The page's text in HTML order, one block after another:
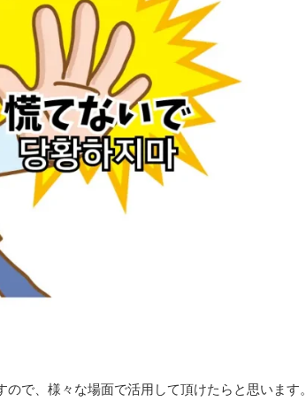
で、様々な場面で活用して頂けたらと思います。